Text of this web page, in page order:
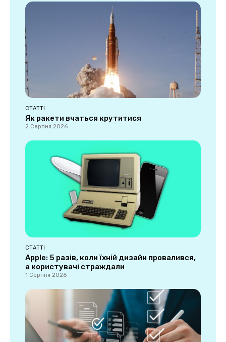
СТАТТІ
Як ракети вчаться крутитися
2 Серпня 2026
СТАТТІ
Apple: 5 разів, коли їхній дизайн провалився,
а користувачі страждали
1 Серпня 2026